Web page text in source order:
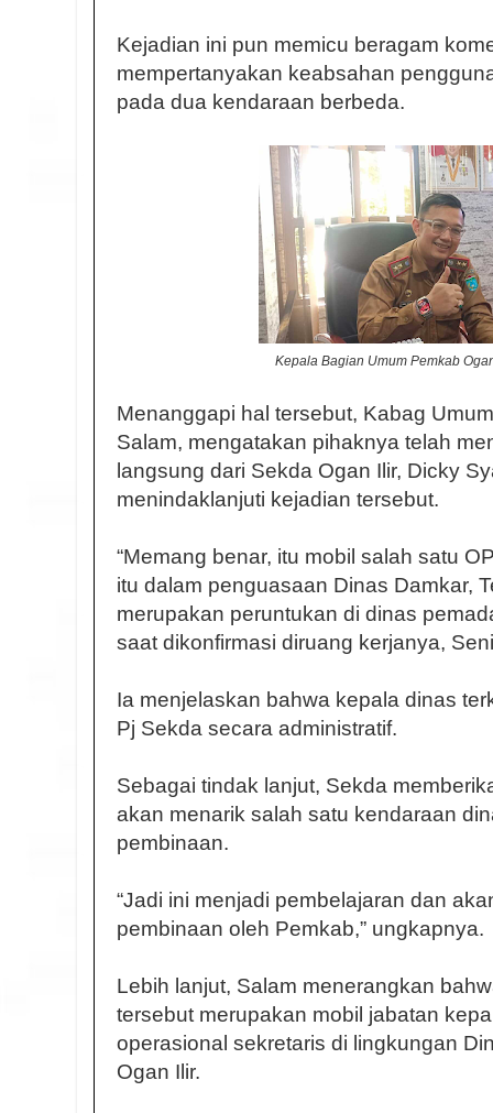
Kejadian ini pun memicu beragam
mempertanyakan keabsahan
pada dua kendaraan berbeda.
Kepala Bagian Umum Pemkab
Menanggapi hal tersebut, Kabag
Salam, mengatakan pihaknya telah
langsung dari Sekda Ogan Ilir, Dicky
menindaklanjuti kejadian tersebut.
“Memang benar, itu mobil salah satu
itu dalam penguasaan Dinas Damkar,
merupakan peruntukan di dinas
saat dikonfirmasi diruang kerjanya,
Ia menjelaskan bahwa kepala dinas
Pj Sekda secara administratif.
Sebagai tindak lanjut, Sekda
akan menarik salah satu kendaraan
pembinaan.
“Jadi ini menjadi pembelajaran dan
pembinaan oleh Pemkab,” ungkapnya.
Lebih lanjut, Salam menerangkan
tersebut merupakan mobil jabatan
operasional sekretaris di lingkungan
Ogan Ilir.